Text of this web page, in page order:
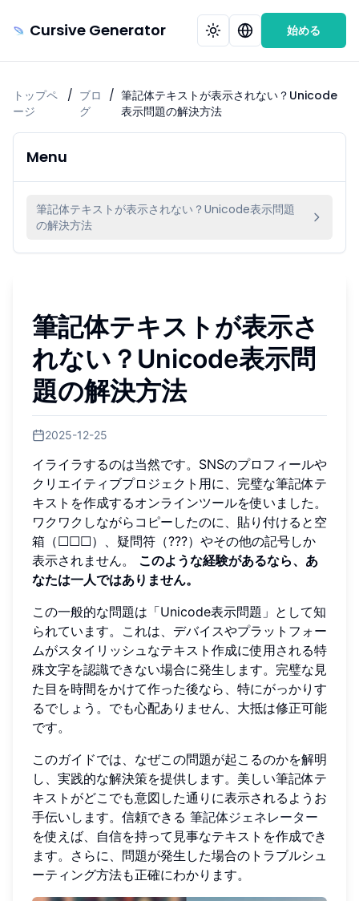
Cursive Generator 始める
トップペ
ージ
/ ブロ
グ
/ 筆記体テキストが表示されない？Unicode
表示問題の解決方法
Menu
筆記体テキストが表示されない？Unicode表示問題
の解決方法
筆記体テキストが表示さ
れない？Unicode表示問
題の解決方法
2025-12-25
イライラするのは当然です。SNSのプロフィールや
クリエイティブプロジェクト用に、完璧な筆記体テ
キストを作成するオンラインツールを使いました。
ワクワクしながらコピーしたのに、貼り付けると空
箱（☐☐☐）、疑問符（???）やその他の記号しか
表示されません。 このような経験があるなら、あ
なたは一人ではありません。
この一般的な問題は「Unicode表示問題」として知
られています。これは、デバイスやプラットフォー
ムがスタイリッシュなテキスト作成に使用される特
殊文字を認識できない場合に発生します。完璧な見
た目を時間をかけて作った後なら、特にがっかりす
るでしょう。でも心配ありません、大抵は修正可能
です。
このガイドでは、なぜこの問題が起こるのかを解明
し、実践的な解決策を提供します。美しい筆記体テ
キストがどこでも意図した通りに表示されるようお
手伝いします。信頼できる 筆記体ジェネレーター
を使えば、自信を持って見事なテキストを作成でき
ます。さらに、問題が発生した場合のトラブルシュ
ーティング方法も正確にわかります。